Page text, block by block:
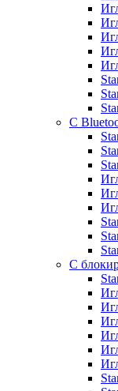
С
С